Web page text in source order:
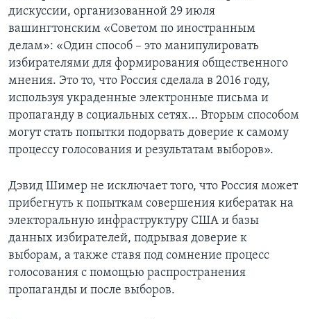
дискуссии, организованной 29 июля
вашингтонским «Советом по иностранным
делам»: «Один способ – это манипулировать
избирателями для формирования общественного
мнения. Это то, что Россия сделала в 2016 году,
используя украденные электронные письма и
пропаганду в социальных сетях… Вторым способом
могут стать попытки подорвать доверие к самому
процессу голосования и результатам выборов».
Дэвид Шимер не исключает того, что Россия может
прибегнуть к попыткам совершения кибератак на
электоральную инфраструктуру США и базы
данных избирателей, подрывая доверие к
выборам, а также ставя под сомнение процесс
голосования с помощью распространения
пропаганды и после выборов.